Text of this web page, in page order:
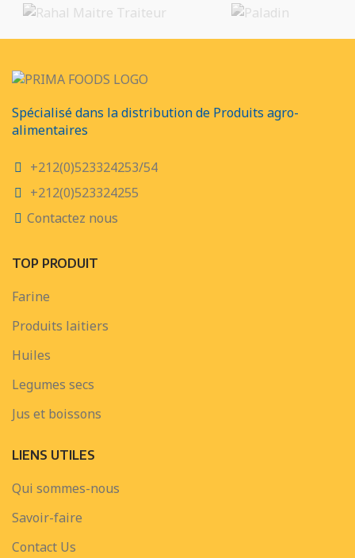
Spécialisé dans la distribution de Produits agro-
alimentaires
+212(0)523324253/54
+212(0)523324255
Contactez nous
TOP PRODUIT
Farine
Produits laitiers
Huiles
Legumes secs
Jus et boissons
LIENS UTILES
Qui sommes-nous
Savoir-faire
Contact Us